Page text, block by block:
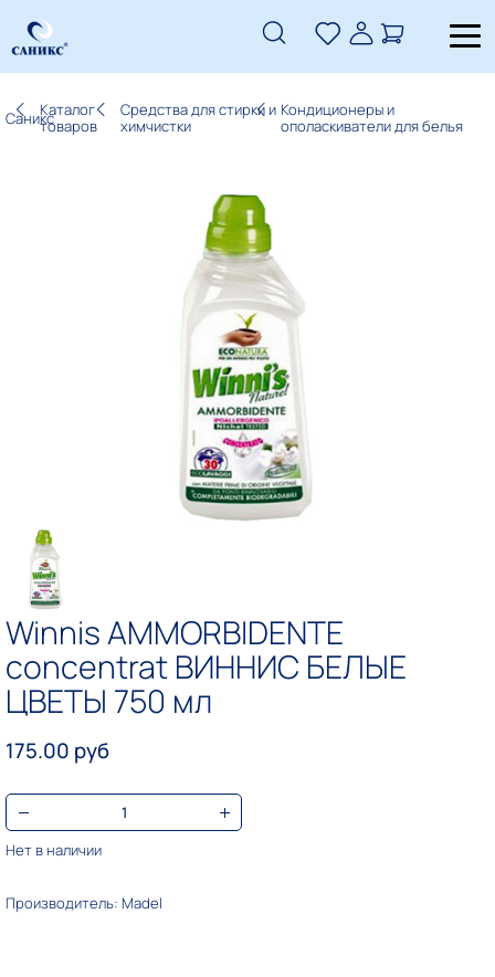
СаниксКаталог
товаров
Средства для стирки и
химчистки
Кондиционеры и
ополаскиватели для белья
Winnis AMMORBIDENTE
concentrat ВИННИС БЕЛЫЕ
ЦВЕТЫ 750 мл
175.00 руб
Нет в наличии
Производитель: Madel